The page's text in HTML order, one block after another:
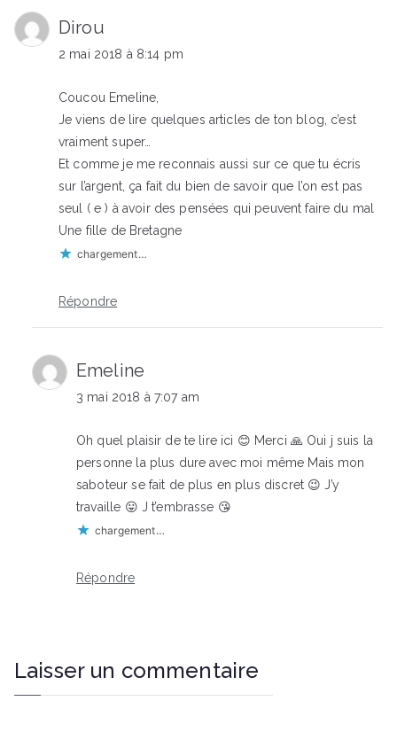
Dirou
2 mai 2018 à 8:14 pm
Coucou Emeline,
Je viens de lire quelques articles de ton blog, c’est
vraiment super…
Et comme je me reconnais aussi sur ce que tu écris
sur l’argent, ça fait du bien de savoir que l’on est pas
seul ( e ) à avoir des pensées qui peuvent faire du mal
Une fille de Bretagne
chargement…
Répondre
Emeline
3 mai 2018 à 7:07 am
Oh quel plaisir de te lire ici 😊 Merci 🙏 Oui j suis la
personne la plus dure avec moi même Mais mon
saboteur se fait de plus en plus discret 😉 J’y
travaille 😛 J t’embrasse 😘
chargement…
Répondre
Laisser un commentaire